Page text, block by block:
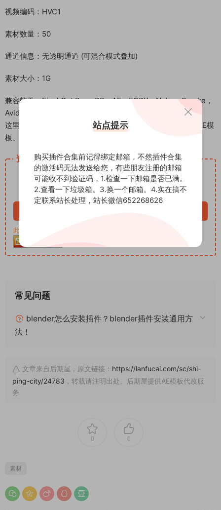
视频编码：HVC1
素材数量：50
通道信息：无透明通道 (可混合模式叠加)
素材大小：1G
兼容软件：Final Cut Pro，PR，AE，FCPX，Nuke，Smoke，
Avid，Vegas，Edius，达芬奇等其他视频制作工具
这里是后期屋资源站，欢迎您来后期屋下载影视后期资源（AE模
板、PR模板、音视频频素材各种插件等）
资源下载
下载价格 12.99积分
VIP免费
此资源购买后30天内可下载。客服QQ：652268626
常见问题
blender怎么安装插件？blender插件安装通用方
法！
文章来自后期屋，原文链接： https://lanfucai.com/sc/shi-
ping-city/24783 ，转载请注明出处。后期屋提供AE模板代改服
务
0 0
素材
站点提示
购买插件合集前记得绑定邮箱，不然插件合集
的激活码无法发送给您，有些朋友注册的邮箱
可能收不到验证码，1.检查一下邮箱是否已满。
2.查看一下垃圾箱。3.换一个邮箱。4.实在搞不
定联系站长处理，站长微信652268626